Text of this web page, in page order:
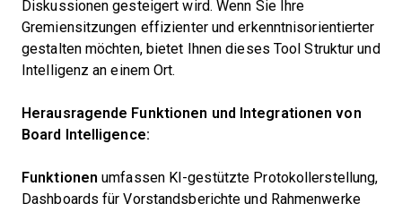
Diskussionen gesteigert wird. Wenn Sie Ihre
Gremiensitzungen effizienter und erkenntnisorientierter
gestalten möchten, bietet Ihnen dieses Tool Struktur und
Intelligenz an einem Ort.
Herausragende Funktionen und Integrationen von
Board Intelligence:
Funktionen umfassen KI-gestützte Protokollerstellung,
Dashboards für Vorstandsberichte und Rahmenwerke